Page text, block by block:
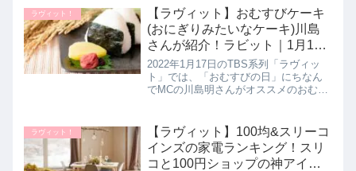
電気シェーバー「ラムダッシュ パーム
イン」を教えてくれたの...
ラヴィット！
【ラヴィット】おむすびケーキ
(おにぎりみたいなケーキ)川島
さんが紹介！ラビット｜1月17
日
2022年1月17日のTBS系列「ラヴィッ
ト」では、「おむすびの日」にちなん
でMCの川島明さんがオススメのおむす
ラヴィット記事一覧はこちら川島さん
オスス...
ラヴィット！
【ラヴィット】100均&スリーコ
インズの家電ランキング！スリ
コと100円ショップの神アイテ